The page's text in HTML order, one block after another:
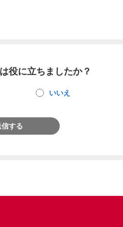
役に立ちましたか？
いいえ
信する